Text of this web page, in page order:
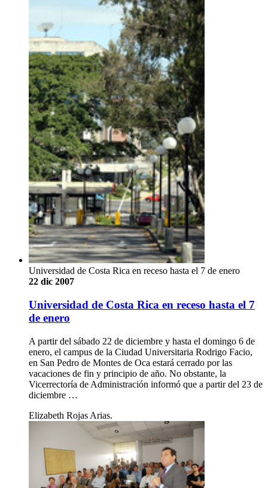
Universidad de Costa Rica en receso hasta el 7 de enero
22 dic 2007
Universidad de Costa Rica en receso hasta el 7
de enero
A partir del sábado 22 de diciembre y hasta el domingo 6 de
enero, el campus de la Ciudad Universitaria Rodrigo Facio,
en San Pedro de Montes de Oca estará cerrado por las
vacaciones de fin y principio de año. No obstante, la
Vicerrectoría de Administración informó que a partir del 23 de
diciembre …
Elizabeth Rojas Arias.